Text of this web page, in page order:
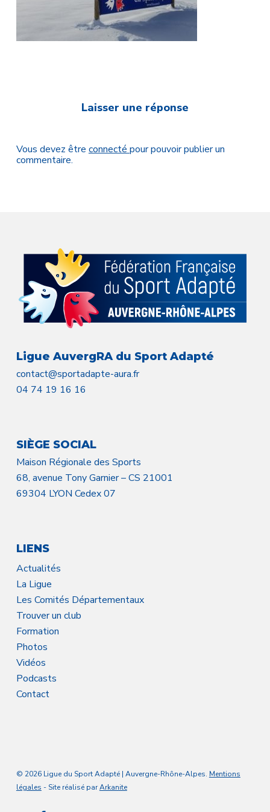
Laisser une réponse
Vous devez être connecté pour pouvoir publier un
commentaire.
Ligue AuvergRA du Sport Adapté
contact@sportadapte-aura.fr
04 74 19 16 16
SIÈGE SOCIAL
Maison Régionale des Sports
68, avenue Tony Garnier – CS 21001
69304 LYON Cedex 07
LIENS
Actualités
La Ligue
Les Comités Départementaux
Trouver un club
Formation
Photos
Vidéos
Podcasts
Contact
© 2026 Ligue du Sport Adapté | Auvergne-Rhône-Alpes. Mentions
légales - Site réalisé parArkanite